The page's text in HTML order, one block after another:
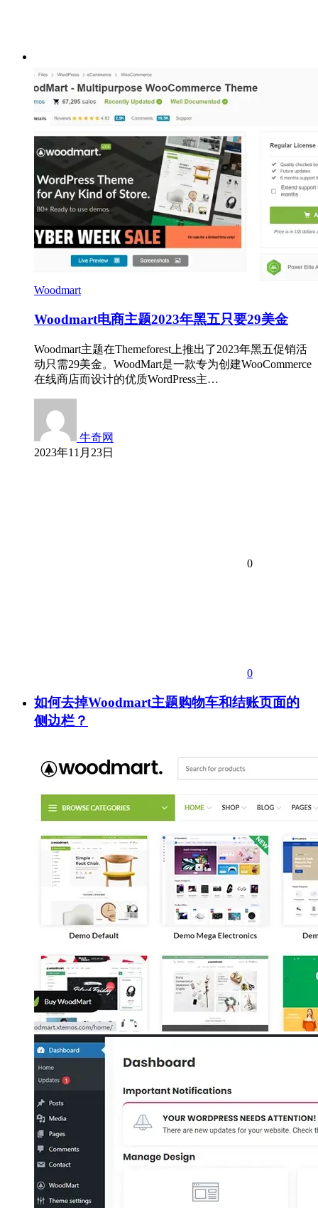
Woodmart
Woodmart电商主题2023年黑五只要29美金
Woodmart主题在Themeforest上推出了2023年黑五促销活
动只需29美金。WoodMart是一款专为创建WooCommerce
在线商店而设计的优质WordPress主…
牛奇网
2023年11月23日
0
0
如何去掉Woodmart主题购物车和结账页面的
侧边栏？